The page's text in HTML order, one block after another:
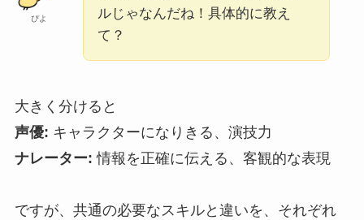
ぴよ
ルじゃなんだね！具体的に教え
て？
大きく分けると
声優: キャラクターになりきる、演技力
ナレーター: 情報を正確に伝える、客観的な表現
ですが、共通の必要なスキルと違いを、それぞれ